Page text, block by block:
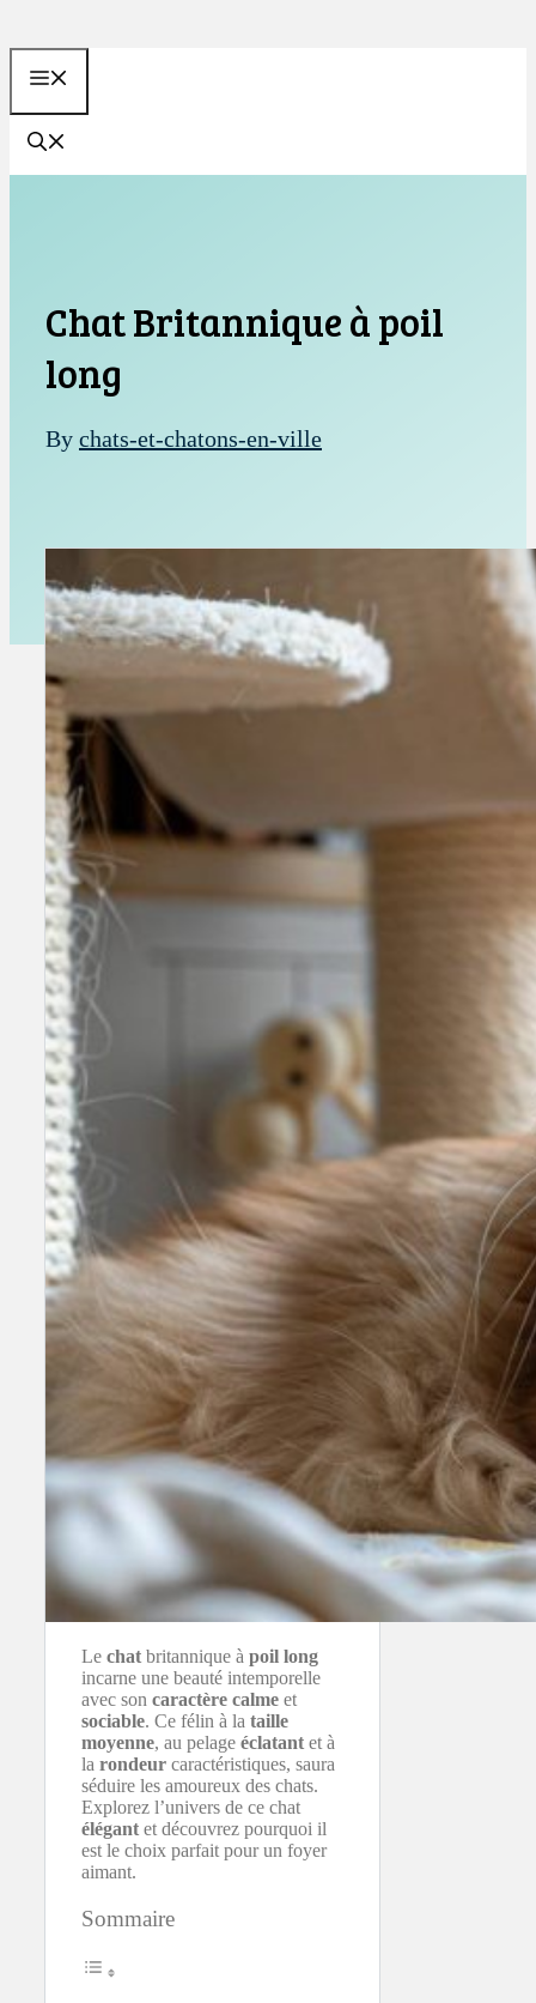
Aller
Chat Britannique à poil
long
By chats-et-chatons-en-ville
Le chat britannique à poil long
incarne une beauté intemporelle
avec son caractère calme et
sociable. Ce félin à la taille
moyenne, au pelage éclatant et à
la rondeur caractéristiques, saura
séduire les amoureux des chats.
Explorez l’univers de ce chat
élégant et découvrez pourquoi il
est le choix parfait pour un foyer
aimant.
Sommaire